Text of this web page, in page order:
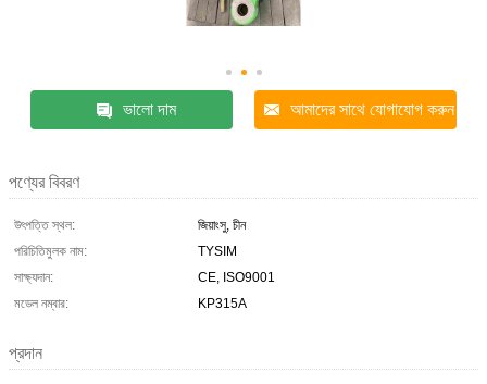
ভালো দাম আমাদের সাথে যোগাযোগ করুন
পণ্যের বিবরণ
উৎপত্তি স্থল:
জিয়াংসু, চীন
পরিচিতিমুলক নাম:
TYSIM
সাক্ষ্যদান:
CE, ISO9001
মডেল নম্বার:
KP315A
প্রদান